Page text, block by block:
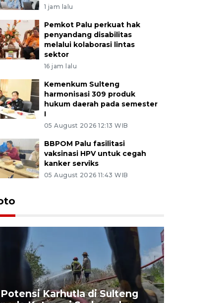
1 jam lalu
Pemkot Palu perkuat hak
penyandang disabilitas
melalui kolaborasi lintas
sektor
16 jam lalu
Kemenkum Sulteng
harmonisasi 309 produk
hukum daerah pada semester
I
05 August 2026 12:13 WIB
BBPOM Palu fasilitasi
vaksinasi HPV untuk cegah
kanker serviks
05 August 2026 11:43 WIB
Potensi Karhutla di Sulteng